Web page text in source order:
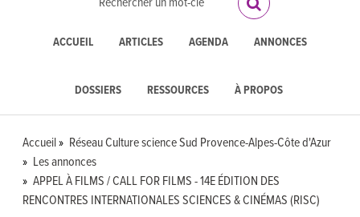
ACCUEIL ARTICLES AGENDA ANNONCES
DOSSIERS RESSOURCES À PROPOS
Accueil
Réseau Culture science Sud Provence-Alpes-Côte d'Azur
Les annonces
APPEL À FILMS / CALL FOR FILMS - 14E ÉDITION DES
RENCONTRES INTERNATIONALES SCIENCES & CINÉMAS (RISC)